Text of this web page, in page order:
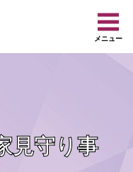
メニュー
見守り事